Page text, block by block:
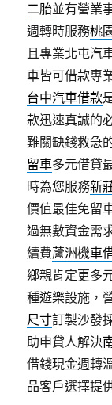
二胎並有營業
週轉時服務桃
且專業北屯汽
車皆可借款專
台中汽車借款
款迅速真誠的
難關缺錢救急
留車多元借貸
時為您服務新
價值最佳免留
過無數資金需
續費蘆洲機車
鄉親肯定更多
種遊樂設施，
尺寸訂製沙發
助申貸人解決
借錢現金週轉
品客戶選擇提